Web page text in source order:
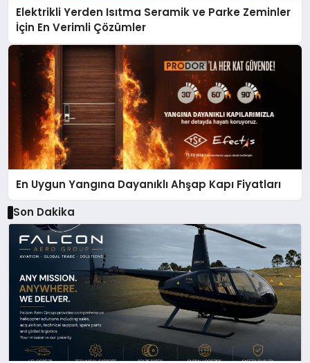
Elektrikli Yerden Isıtma Seramik ve Parke Zeminler
İçin En Verimli Çözümler
En Uygun Yangına Dayanıklı Ahşap Kapı Fiyatları
Son Dakika